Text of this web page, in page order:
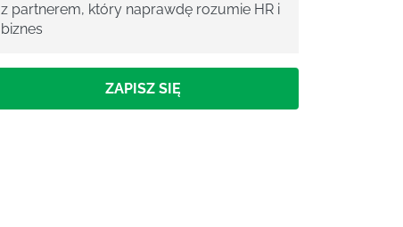
z partnerem, który naprawdę rozumie HR i
biznes
ZAPISZ SIĘ